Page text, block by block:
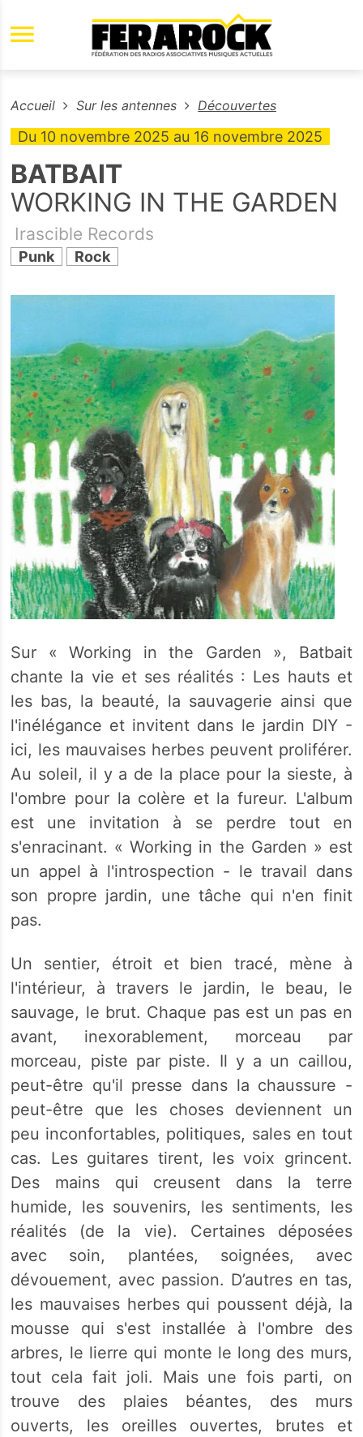
Aller au contenu principal
Accueil Sur les antennes Découvertes
Du 10 novembre 2025 au 16 novembre 2025
BATBAIT
WORKING IN THE GARDEN
Irascible Records
Punk Rock
Sur « Working in the Garden », Batbait
chante la vie et ses réalités : Les hauts et
les bas, la beauté, la sauvagerie ainsi que
l'inélégance et invitent dans le jardin DIY -
ici, les mauvaises herbes peuvent proliférer.
Au soleil, il y a de la place pour la sieste, à
l'ombre pour la colère et la fureur. L'album
est une invitation à se perdre tout en
s'enracinant. « Working in the Garden » est
un appel à l'introspection - le travail dans
son propre jardin, une tâche qui n'en finit
pas.
Un sentier, étroit et bien tracé, mène à
l'intérieur, à travers le jardin, le beau, le
sauvage, le brut. Chaque pas est un pas en
avant, inexorablement, morceau par
morceau, piste par piste. Il y a un caillou,
peut-être qu'il presse dans la chaussure -
peut-être que les choses deviennent un
peu inconfortables, politiques, sales en tout
cas. Les guitares tirent, les voix grincent.
Des mains qui creusent dans la terre
humide, les souvenirs, les sentiments, les
réalités (de la vie). Certaines déposées
avec soin, plantées, soignées, avec
dévouement, avec passion. D’autres en tas,
les mauvaises herbes qui poussent déjà, la
mousse qui s'est installée à l'ombre des
arbres, le lierre qui monte le long des murs,
tout cela fait joli. Mais une fois parti, on
trouve des plaies béantes, des murs
ouverts, les oreilles ouvertes, brutes et